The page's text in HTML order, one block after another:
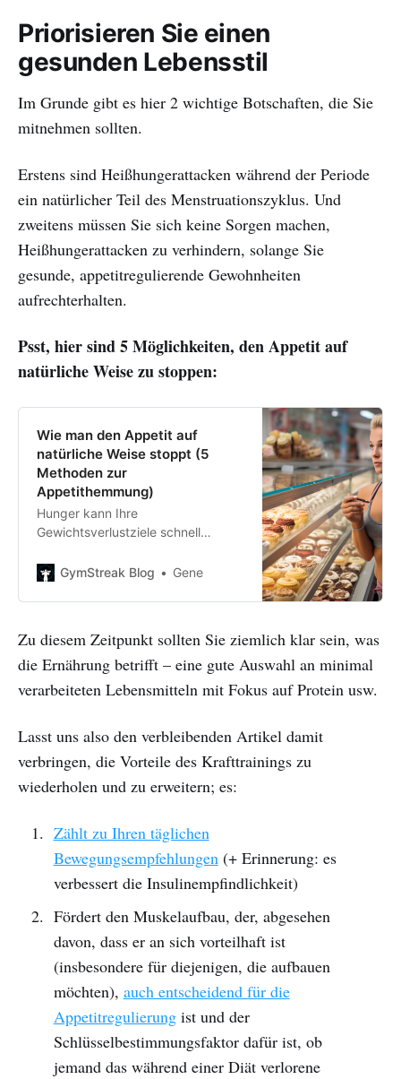
Priorisieren Sie einen
gesunden Lebensstil
Im Grunde gibt es hier 2 wichtige Botschaften, die Sie
mitnehmen sollten.
Erstens sind Heißhungerattacken während der Periode
ein natürlicher Teil des Menstruationszyklus. Und
zweitens müssen Sie sich keine Sorgen machen,
Heißhungerattacken zu verhindern, solange Sie
gesunde, appetitregulierende Gewohnheiten
aufrechterhalten.
Psst, hier sind 5 Möglichkeiten, den Appetit auf
natürliche Weise zu stoppen:
Wie man den Appetit auf
natürliche Weise stoppt (5
Methoden zur
Appetithemmung)
Hunger kann Ihre
Gewichtsverlustziele schnell
hungrig sein – hier erfahren Sie, wie
Weise während einer Diät stoppen
GymStreak Blog Gene
Zu diesem Zeitpunkt sollten Sie ziemlich klar sein, was
die Ernährung betrifft – eine gute Auswahl an minimal
verarbeiteten Lebensmitteln mit Fokus auf Protein usw.
Lasst uns also den verbleibenden Artikel damit
verbringen, die Vorteile des Krafttrainings zu
wiederholen und zu erweitern; es:
Zählt zu Ihren täglichen
Bewegungsempfehlungen(+ Erinnerung: es
verbessert die Insulinempfindlichkeit)
Fördert den Muskelaufbau, der, abgesehen
davon, dass er an sich vorteilhaft ist
(insbesondere für diejenigen, die aufbauen
möchten), auch entscheidend für die
Appetitregulierungist und der
Schlüsselbestimmungsfaktor dafür ist, ob
jemand das während einer Diät verlorene